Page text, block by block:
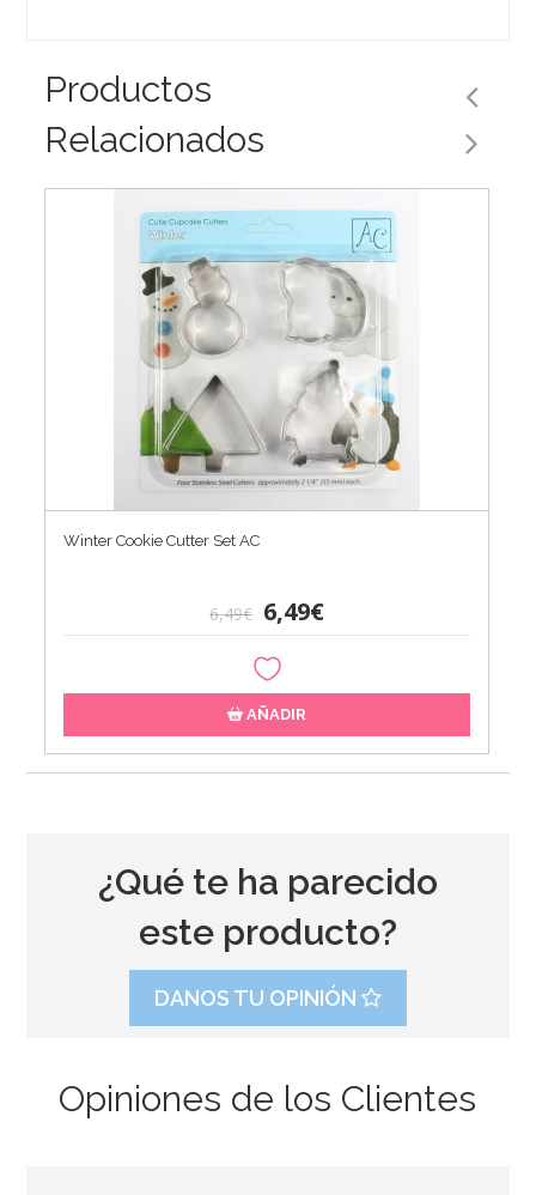
Productos
Relacionados
Winter Cookie Cutter Set AC
6,49€ 6,49€
AÑADIR
¿Qué te ha parecido
este producto?
DANOS TU OPINIÓN
Opiniones de los Clientes